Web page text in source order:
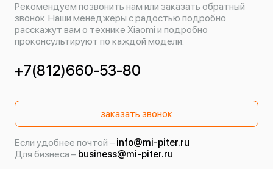
Рекомендуем позвонить нам или заказать обратный
звонок. Наши менеджеры с радостью подробно
расскажут вам о технике Xiaomi и подробно
проконсультируют по каждой модели.
+7(812)660-53-80
заказать звонок
Если удобнее почтой – info@mi-piter.ru
Для бизнеса – business@mi-piter.ru